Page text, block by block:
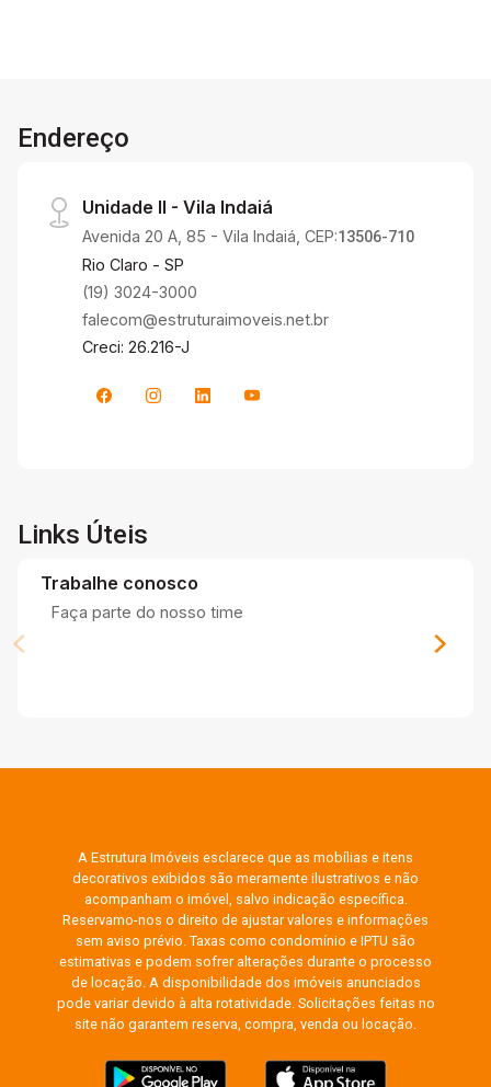
Endereço
Unidade II - Vila Indaiá
Avenida 20 A, 85 - Vila Indaiá, CEP:13506-710
Rio Claro - SP
(19) 3024-3000
falecom@estruturaimoveis.net.br
Creci: 26.216-J
Links Úteis
Trabalhe conosco
Faça parte do nosso time
A Estrutura Imóveis esclarece que as mobílias e itens
decorativos exibidos são meramente ilustrativos e não
acompanham o imóvel, salvo indicação específica.
Reservamo-nos o direito de ajustar valores e informações
sem aviso prévio. Taxas como condomínio e IPTU são
estimativas e podem sofrer alterações durante o processo
de locação. A disponibilidade dos imóveis anunciados
pode variar devido à alta rotatividade. Solicitações feitas no
site não garantem reserva, compra, venda ou locação.